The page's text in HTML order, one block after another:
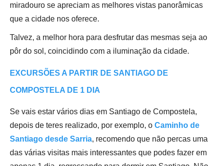
miradouro se apreciam as melhores vistas panorâmicas
que a cidade nos oferece.
Talvez, a melhor hora para desfrutar das mesmas seja ao
pôr do sol, coincidindo com a iluminação da cidade.
EXCURSÕES A PARTIR DE SANTIAGO DE
COMPOSTELA DE 1 DIA
Se vais estar vários dias em Santiago de Compostela,
depois de teres realizado, por exemplo, o Caminho de
Santiago desde Sarria, recomendo que não percas uma
das várias visitas mais interessantes que podes fazer em